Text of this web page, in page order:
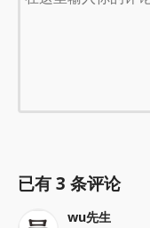
已有 3 条评论
wu先生